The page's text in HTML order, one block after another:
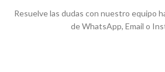
Resuelve las dudas con nuestro equipo
de WhatsApp, Email o